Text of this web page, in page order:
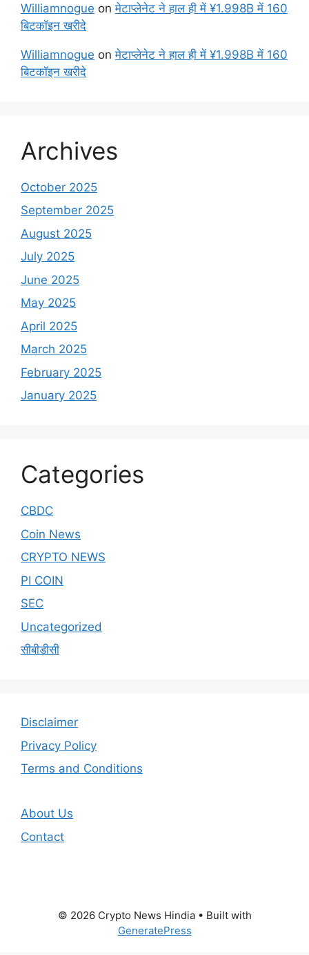
Williamnogue onमेटाप्लेनेट ने हाल ही में ¥1.998B में 160
बिटकॉइन खरीदे
Williamnogue onमेटाप्लेनेट ने हाल ही में ¥1.998B में 160
बिटकॉइन खरीदे
Archives
October 2025
September 2025
August 2025
July 2025
June 2025
May 2025
April 2025
March 2025
February 2025
January 2025
Categories
CBDC
Coin News
CRYPTO NEWS
PI COIN
SEC
Uncategorized
सीबीडीसी
Disclaimer
Privacy Policy
Terms and Conditions
About Us
Contact
© 2026 Crypto News Hindia• Built with
GeneratePress